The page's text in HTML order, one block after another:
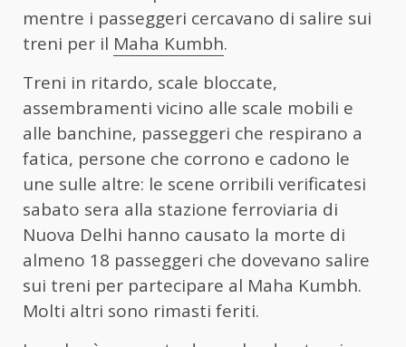
mentre i passeggeri cercavano di salire sui
treni per il Maha Kumbh.
Treni in ritardo, scale bloccate,
assembramenti vicino alle scale mobili e
alle banchine, passeggeri che respirano a
fatica, persone che corrono e cadono le
une sulle altre: le scene orribili verificatesi
sabato sera alla stazione ferroviaria di
Nuova Delhi hanno causato la morte di
almeno 18 passeggeri che dovevano salire
sui treni per partecipare al Maha Kumbh.
Molti altri sono rimasti feriti.